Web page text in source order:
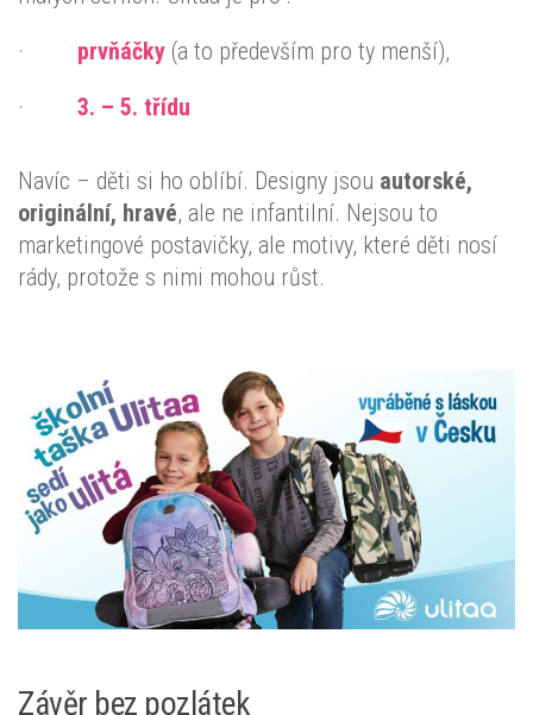
· prvňáčky (a to především pro ty menší),
· 3. – 5. třídu
Navíc – děti si ho oblíbí. Designy jsou autorské,
originální, hravé, ale ne infantilní. Nejsou to
marketingové postavičky, ale motivy, které děti nosí
rády, protože s nimi mohou růst.
Závěr bez pozlátek